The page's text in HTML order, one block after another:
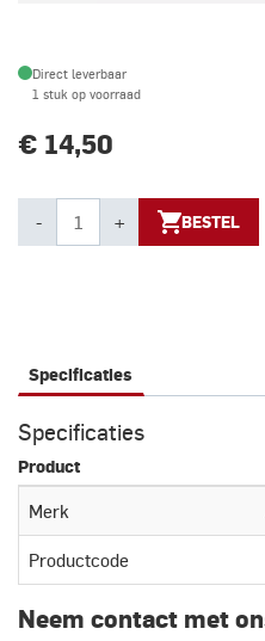
Direct leverbaar
1 stuk op voorraad
€ 14,50
- + BESTEL
Specificaties
Specificaties
Product
Merk
Productcode
Neem contact met